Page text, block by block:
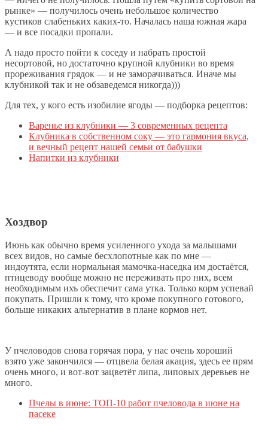
рынке» — получилось очень небольшое количество
кустиков слабеньких каких-то. Началась наша южная жара
— и все посадки пропали.
А надо просто пойти к соседу и набрать простой
несортовой, но достаточно крупной клубники во время
прореживания грядок — и не заморачиваться. Иначе мы
клубникой так и не обзаведемся никогда)))
Для тех, у кого есть изобилие ягоды — подборка рецептов:
Варенье из клубники — 3 современных рецепта
Клубника в собственном соку — это гармония вкуса,
и вечный рецепт нашей семьи от бабушки
Напитки из клубники
Хоздвор
Июнь как обычно время усиленного ухода за малышами
всех видов, но самые бесхлопотные как по мне —
индоутята, если нормальная мамочка-наседка им достаётся,
птицеводу вообще можно не переживать про них, всем
необходимым ихъ обеспечит сама утка. Только корм успевай
покупать. Пришли к тому, что кроме покупного готового,
больше никаких альтернатив в плане кормов нет.
У пчеловодов снова горячая пора, у нас очень хороший
взято уже закончился — отцвела белая акация, здесь ее прям
очень много, и вот-вот зацветёт липа, липовых деревьев не
много.
Пчелы в июне: ТОП-10 работ пчеловода в июне на
пасеке